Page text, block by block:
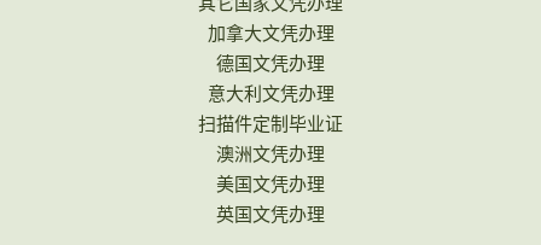
加拿大文凭办理
德国文凭办理
意大利文凭办理
扫描件定制毕业证
澳洲文凭办理
美国文凭办理
英国文凭办理